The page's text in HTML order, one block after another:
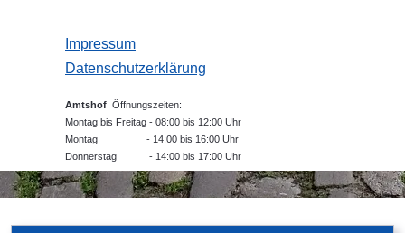
Impressum
Datenschutzerklärung
Amtshof Öffnungszeiten:
Montag bis Freitag - 08:00 bis 12:00 Uhr
Montag - 14:00 bis 16:00 Uhr
Donnerstag - 14:00 bis 17:00 Uhr